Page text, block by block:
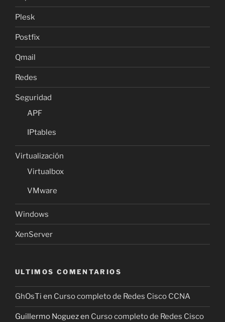
Plesk
Postfix
Qmail
Redes
Seguridad
APF
IPtables
Virtualización
Virtualbox
VMware
Windows
XenServer
ULTIMOS COMENTARIOS
GhOsTi en Curso completo de Redes Cisco CCNA
Guillermo Noguezen Curso completo de Redes Cisco